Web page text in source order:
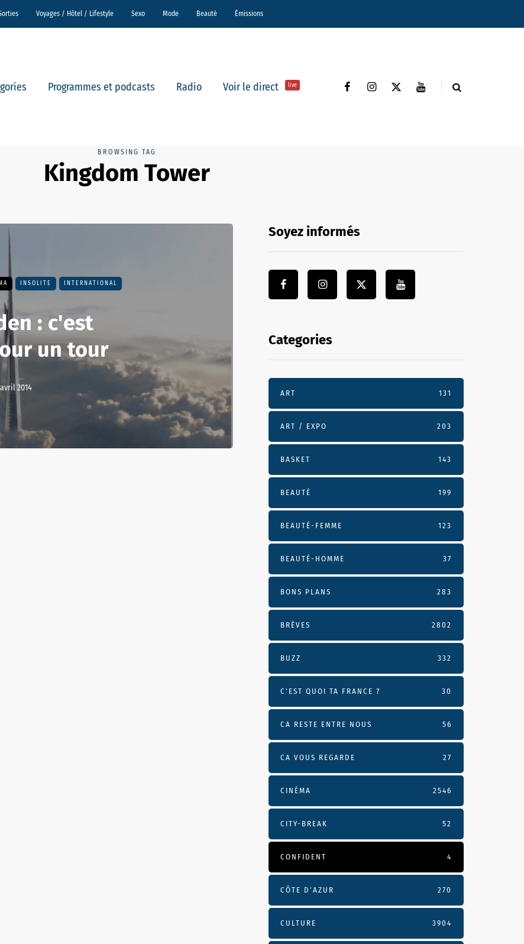
Voyages / Hôtel / Lifestyle Sexo Mode Beauté Émissions
Programmes et podcasts Radio Voir le direct live
BROWSING TAG
Kingdom Tower
INSOLITE INTERNATIONAL
: c'est
un tour
2014
Soyez informés
Categories
ART 131
ART / EXPO 203
BASKET 143
BEAUTÉ 199
BEAUTÉ-FEMME 123
BEAUTÉ-HOMME 37
BONS PLANS 283
BRÈVES 2802
BUZZ 332
C'EST QUOI TA FRANCE ? 30
CA RESTE ENTRE NOUS 56
CA VOUS REGARDE 27
CINÉMA 2546
CITY-BREAK 52
CONFIDENT 4
CÔTE D’AZUR 270
CULTURE 3904